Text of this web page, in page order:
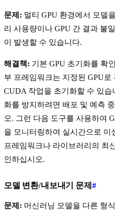
문제: 멀티 GPU 환경에서 모델
리 사용량이나 GPU 간 결과 불
이 발생할 수 있습니다.
해결책: 기본 GPU 초기화를 확
부 프레임워크는 지정된 GPU로
CUDA 작업을 초기화할 수 있습
화를 방지하려면 배포 및 예측
오. 그런 다음 도구를 사용하여
을 모니터링하여 실시간으로 이
프레임워크나 라이브러리의 최
인하십시오.
모델 변환/내보내기 문제 #
문제: 머신러닝 모델을 다른 형